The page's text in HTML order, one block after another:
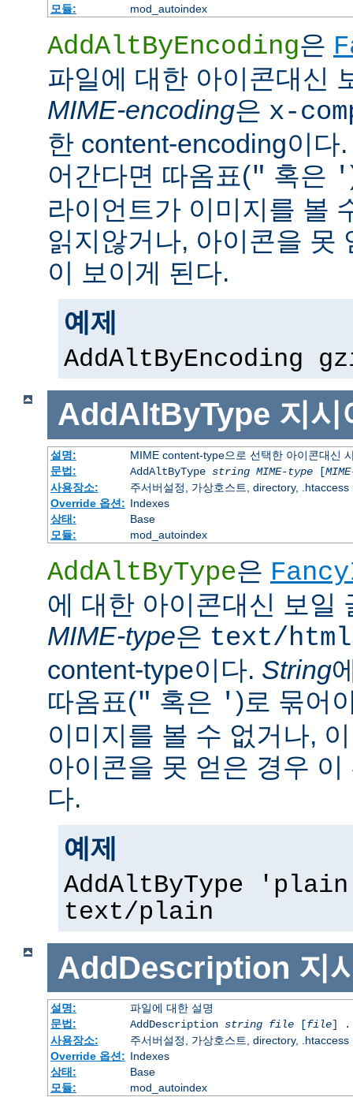
모듈:
mod_autoindex
AddAltByEncoding은
파일에 대한 아이콘대신
MIME-encoding은 x-
한 content-encoding이다
어간다면 따옴표(" 혹은 '
라이언트가 이미지를 볼
읽지않거나, 아이콘을 못
이 보이게 된다.
예제
AddAltByEncoding
AddAltByType 지시
설명:
MIME content-type으로 선택한 아이콘대신
문법:
AddAltByType string MIME-type[
사용장소:
주서버설정, 가상호스트, directory, .htaccess
Override 옵션: Indexes
상태:
Base
모듈:
mod_autoindex
AddAltByType은
에 대한 아이콘대신 보일
MIME-type은 text/html
content-type이다. String
따옴표(" 혹은 ' )로 묶어
이미지를 볼 수 없거나,
아이콘을 못 얻은 경우
다.
예제
AddAltByType
text/plain
AddDescription 지
설명:
파일에 대한 설명
문법:
AddDescription string file[file]
사용장소:
주서버설정, 가상호스트, directory, .htaccess
Override 옵션: Indexes
상태:
Base
모듈:
mod_autoindex